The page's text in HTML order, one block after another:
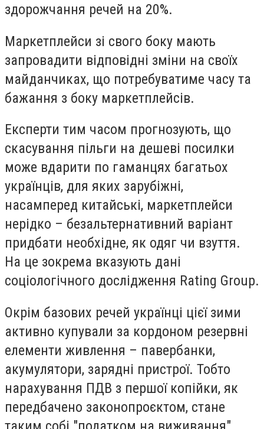
здорожчання речей на 20%.
Маркетплейси зі свого боку мають
запровадити відповідні зміни на своїх
майданчиках, що потребуватиме часу та
бажання з боку маркетплейсів.
Експерти тим часом прогнозують, що
скасування пільги на дешеві посилки
може вдарити по гаманцях багатьох
українців, для яких зарубіжні,
насамперед китайські, маркетплейси
нерідко – безальтернативний варіант
придбати необхідне, як одяг чи взуття.
На це зокрема вказують дані
соціологічного дослідження Rating Group.
Окрім базових речей українці цієї зими
активно купували за кордоном резервні
елементи живлення – павербанки,
акумулятори, зарядні пристрої. Тобто
нарахування ПДВ з першої копійки, як
передбачено законопроєктом, стане